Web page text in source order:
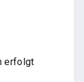
erfolgt